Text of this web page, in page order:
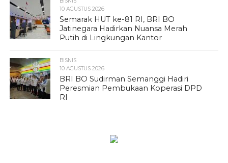
10 AGUSTUS 2026
Semarak HUT ke-81 RI, BRI BO
Jatinegara Hadirkan Nuansa Merah
Putih di Lingkungan Kantor
BISNIS
10 AGUSTUS 2026
BRI BO Sudirman Semanggi Hadiri
Peresmian Pembukaan Koperasi DPD
RI